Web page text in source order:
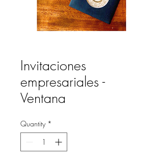
Invitaciones
empresariales -
Ventana
Quantity *